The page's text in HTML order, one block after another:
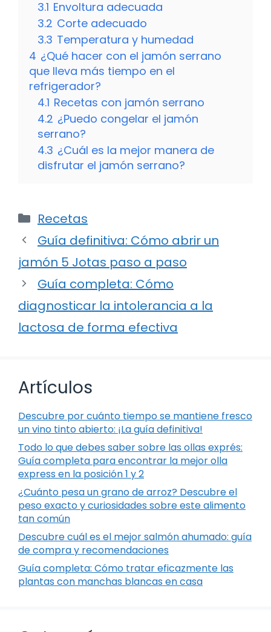
3.1 Envoltura adecuada
3.2 Corte adecuado
3.3 Temperatura y humedad
4 ¿Qué hacer con el jamón serrano
que lleva más tiempo en el
refrigerador?
4.1 Recetas con jamón serrano
4.2 ¿Puedo congelar el jamón
serrano?
4.3 ¿Cuál es la mejor manera de
disfrutar el jamón serrano?
Categorías
Recetas
Guía definitiva: Cómo abrir un
jamón 5 Jotas paso a paso
Guía completa: Cómo
diagnosticar la intolerancia a la
lactosa de forma efectiva
Artículos
Descubre por cuánto tiempo se mantiene fresco
un vino tinto abierto: ¡La guía definitiva!
Todo lo que debes saber sobre las ollas exprés:
Guía completa para encontrar la mejor olla
express en la posición 1 y 2
¿Cuánto pesa un grano de arroz? Descubre el
peso exacto y curiosidades sobre este alimento
tan común
Descubre cuál es el mejor salmón ahumado: guía
de compra y recomendaciones
Guía completa: Cómo tratar eficazmente las
plantas con manchas blancas en casa